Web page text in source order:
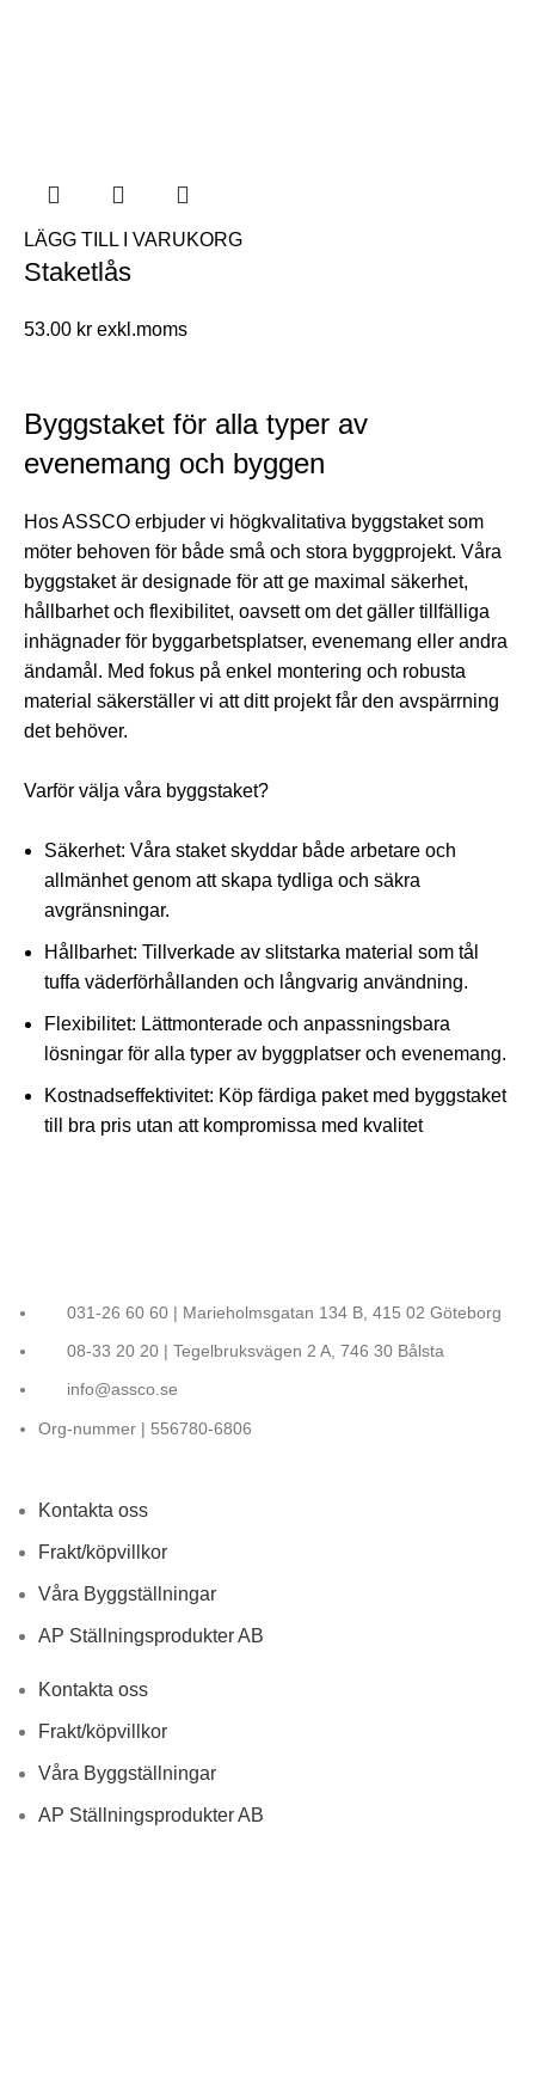
LÄGG TILL I VARUKORG
Staketlås
53.00 kr
Byggstaket för alla typer av
evenemang och byggen
Hos ASSCO erbjuder vi högkvalitativa byggstaket som
möter behoven för både små och stora byggprojekt. Våra
byggstaket är designade för att ge maximal säkerhet,
hållbarhet och flexibilitet, oavsett om det gäller tillfälliga
inhägnader för byggarbetsplatser, evenemang eller andra
ändamål. Med fokus på enkel montering och robusta
material säkerställer vi att ditt projekt får den avspärrning
det behöver.
Varför välja våra byggstaket?
Säkerhet: Våra staket skyddar både arbetare och
allmänhet genom att skapa tydliga och säkra
avgränsningar.
Hållbarhet: Tillverkade av slitstarka material som tål
tuffa väderförhållanden och långvarig användning.
Flexibilitet: Lättmonterade och anpassningsbara
lösningar för alla typer av byggplatser och evenemang.
Kostnadseffektivitet: Köp färdiga paket med byggstaket
till bra pris utan att kompromissa med kvalitet
031-26 60 60 | Marieholmsgatan 134 B, 415 02 Göteborg
08-33 20 20 | Tegelbruksvägen 2 A, 746 30 Bålsta
info@assco.se
Org-nummer | 556780-6806
Kontakta oss
Frakt/köpvillkor
Våra Byggställningar
AP Ställningsprodukter AB
Kontakta oss
Frakt/köpvillkor
Våra Byggställningar
AP Ställningsprodukter AB